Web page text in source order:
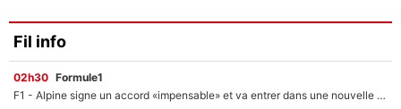
Fil info
02h30 Formule1
F1 - Alpine signe un accord «impensable» et va entrer dans une nouvelle dimension : Grande nouvelle pour Pierre Gasly !